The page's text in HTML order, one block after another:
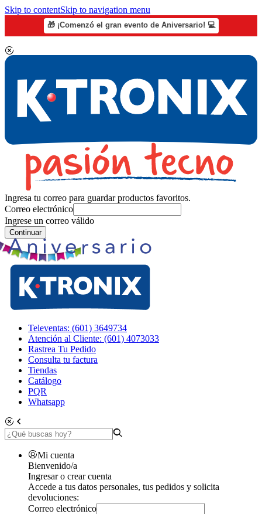
Skip to contentSkip to navigation menu
🎁 ¡Comenzó el gran evento de Aniversario! 💻
Ingresa tu correo para guardar productos favoritos.
Correo electrónico
Ingrese un correo válido
Continuar
Televentas: (601) 3649734
Atención al Cliente: (601) 4073033
Rastrea Tu Pedido
Consulta tu factura
Tiendas
Catálogo
PQR
Whatsapp
Mi cuenta
Bienvenido/a
Ingresar o crear cuenta
Accede a tus datos personales, tus pedidos y solicita
devoluciones:
Correo electrónico